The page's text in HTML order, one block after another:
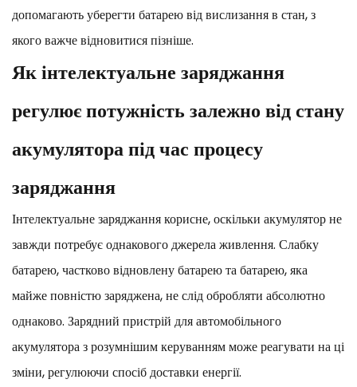
допомагають уберегти батарею від вислизання в стан, з
якого важче відновитися пізніше.
Як інтелектуальне заряджання
регулює потужність залежно від стану
акумулятора під час процесу
заряджання
Інтелектуальне заряджання корисне, оскільки акумулятор не
завжди потребує однакового джерела живлення. Слабку
батарею, частково відновлену батарею та батарею, яка
майже повністю заряджена, не слід обробляти абсолютно
однаково. Зарядний пристрій для автомобільного
акумулятора з розумнішим керуванням може реагувати на ці
зміни, регулюючи спосіб доставки енергії.